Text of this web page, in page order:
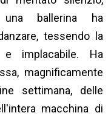
una ballerina ha
tessendo la
implacabile. Ha
magnificamente
settimana, delle
macchina di